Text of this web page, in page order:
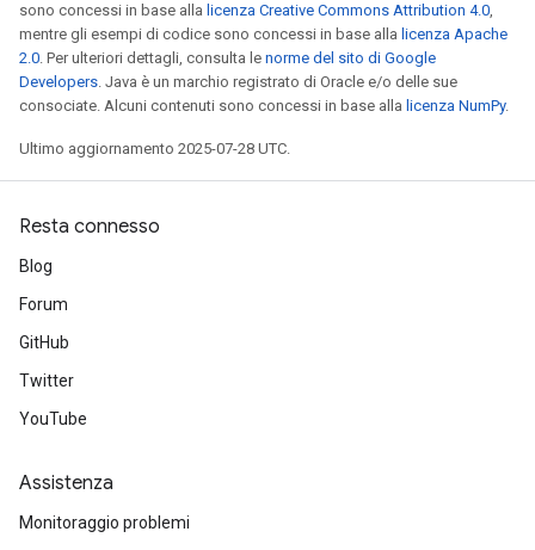
sono concessi in base alla licenza Creative Commons Attribution 4.0,
mentre gli esempi di codice sono concessi in base alla licenza Apache
2.0. Per ulteriori dettagli, consulta le norme del sito di Google
Developers. Java è un marchio registrato di Oracle e/o delle sue
consociate. Alcuni contenuti sono concessi in base alla licenza NumPy.
Ultimo aggiornamento 2025-07-28 UTC.
Resta connesso
Blog
Forum
GitHub
Twitter
YouTube
Assistenza
Monitoraggio problemi